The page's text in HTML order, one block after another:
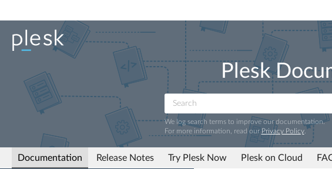
Plesk
We log search terms to improve our documentation.
For more information, read our Privacy Policy.
Documentation Release Notes Try Plesk Now Plesk on Cloud